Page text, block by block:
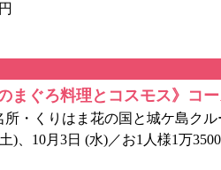
のまぐろ料理とコスモス》コ
・くりはま花の国と城ケ島クル
)、10月3日 (水)／お1人様1万